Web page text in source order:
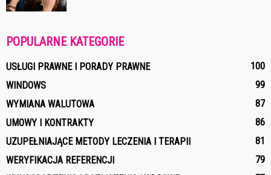
POPULARNE KATEGORIE
USŁUGI PRAWNE I PORADY PRAWNE
100
WINDOWS
99
WYMIANA WALUTOWA
87
UMOWY I KONTRAKTY
86
UZUPEŁNIAJĄCE METODY LECZENIA I TERAPII
81
WERYFIKACJA REFERENCJI
79